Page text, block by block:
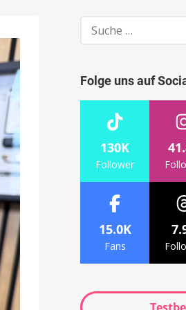
Suche
Folge uns auf
130K
Follower
15.0K
Fans